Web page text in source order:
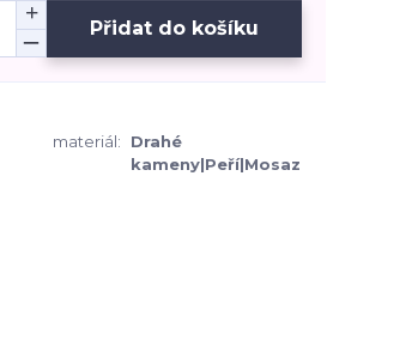
Přidat do košíku
materiál:
Drahé
kameny|Peří|Mosaz